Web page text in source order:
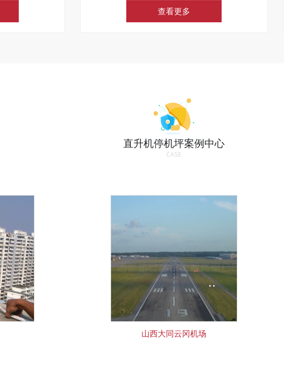
查看更多
直升机停机坪案例中心
CASE
山西大同云冈机场